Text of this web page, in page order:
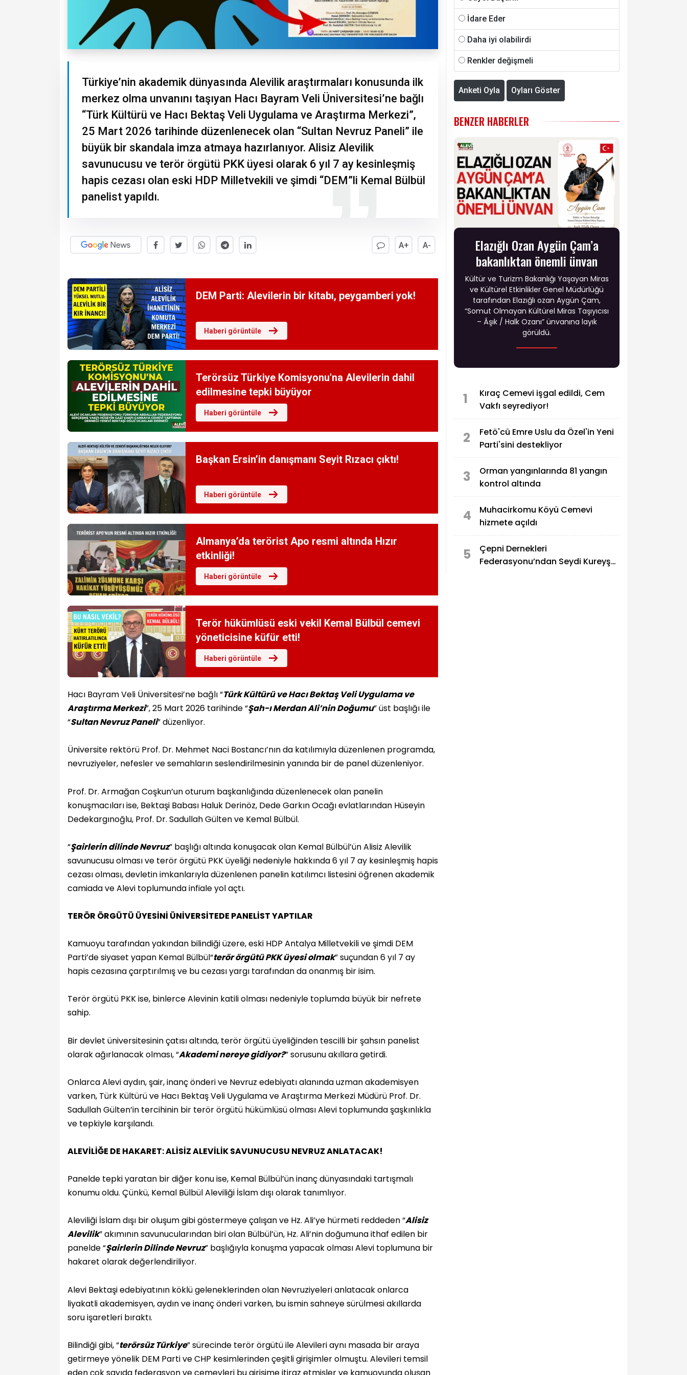
Türkiye’nin akademik dünyasında Alevilik araştırmaları konusunda ilk
merkez olma unvanını taşıyan Hacı Bayram Veli Üniversitesi’ne bağlı
“Türk Kültürü ve Hacı Bektaş Veli Uygulama ve Araştırma Merkezi”,
25 Mart 2026 tarihinde düzenlenecek olan “Sultan Nevruz Paneli” ile
büyük bir skandala imza atmaya hazırlanıyor. Alisiz Alevilik
savunucusu ve terör örgütü PKK üyesi olarak 6 yıl 7 ay kesinleşmiş
hapis cezası olan eski HDP Milletvekili ve şimdi “DEM”li Kemal Bülbül
panelist yapıldı.
A+ A-
DEM Parti: Alevilerin bir kitabı, peygamberi yok!
Haberi görüntüle
Terörsüz Türkiye Komisyonu'na Alevilerin dahil
edilmesine tepki büyüyor
Haberi görüntüle
Başkan Ersin’in danışmanı Seyit Rızacı çıktı!
Haberi görüntüle
Almanya’da terörist Apo resmi altında Hızır
etkinliği!
Haberi görüntüle
Terör hükümlüsü eski vekil Kemal Bülbül cemevi
yöneticisine küfür etti!
Haberi görüntüle
Hacı Bayram Veli Üniversitesi’ne bağlı “Türk Kültürü ve Hacı Bektaş Veli Uygulama ve
Araştırma Merkezi”, 25 Mart 2026 tarihinde “Şah-ı Merdan Ali’nin Doğumu” üst başlığı ile
“Sultan Nevruz Paneli” düzenliyor.
Üniversite rektörü Prof. Dr. Mehmet Naci Bostancı’nın da katılımıyla düzenlenen programda,
nevruziyeler, nefesler ve semahların seslendirilmesinin yanında bir de panel düzenleniyor.
Prof. Dr. Armağan Coşkun’un oturum başkanlığında düzenlenecek olan panelin
konuşmacıları ise, Bektaşi Babası Haluk Derinöz, Dede Garkın Ocağı evlatlarından Hüseyin
Dedekargınoğlu, Prof. Dr. Sadullah Gülten ve Kemal Bülbül.
“Şairlerin dilinde Nevruz” başlığı altında konuşacak olan Kemal Bülbül’ün Alisiz Alevilik
savunucusu olması ve terör örgütü PKK üyeliği nedeniyle hakkında 6 yıl 7 ay kesinleşmiş hapis
cezası olması, devletin imkanlarıyla düzenlenen panelin katılımcı listesini öğrenen akademik
camiada ve Alevi toplumunda infiale yol açtı.
TERÖR ÖRGÜTÜ ÜYESİNİ ÜNİVERSİTEDE PANELİST YAPTILAR
Kamuoyu tarafından yakından bilindiği üzere, eski HDP Antalya Milletvekili ve şimdi DEM
Parti’de siyaset yapan Kemal Bülbül“terör örgütü PKK üyesi olmak” suçundan 6 yıl 7 ay
hapis cezasına çarptırılmış ve bu cezası yargı tarafından da onanmış bir isim.
Terör örgütü PKK ise, binlerce Alevinin katili olması nedeniyle toplumda büyük bir nefrete
sahip.
Bir devlet üniversitesinin çatısı altında, terör örgütü üyeliğinden tescilli bir şahsın panelist
olarak ağırlanacak olması, “Akademi nereye gidiyor?” sorusunu akıllara getirdi.
Onlarca Alevi aydın, şair, inanç önderi ve Nevruz edebiyatı alanında uzman akademisyen
varken, Türk Kültürü ve Hacı Bektaş Veli Uygulama ve Araştırma Merkezi Müdürü Prof. Dr.
Sadullah Gülten’in tercihinin bir terör örgütü hükümlüsü olması Alevi toplumunda şaşkınlıkla
ve tepkiyle karşılandı.
ALEVİLİĞE DE HAKARET: ALİSİZ ALEVİLİK SAVUNUCUSU NEVRUZ ANLATACAK!
Panelde tepki yaratan bir diğer konu ise, Kemal Bülbül’ün inanç dünyasındaki tartışmalı
konumu oldu. Çünkü, Kemal Bülbül Aleviliği İslam dışı olarak tanımlıyor.
Aleviliği İslam dışı bir oluşum gibi göstermeye çalışan ve Hz. Ali’ye hürmeti reddeden “Alisiz
Alevilik” akımının savunucularından biri olan Bülbül’ün, Hz. Ali’nin doğumuna ithaf edilen bir
panelde “Şairlerin Dilinde Nevruz” başlığıyla konuşma yapacak olması Alevi toplumuna bir
hakaret olarak değerlendiriliyor.
Alevi Bektaşi edebiyatının köklü geleneklerinden olan Nevruziyeleri anlatacak onlarca
liyakatli akademisyen, aydın ve inanç önderi varken, bu ismin sahneye sürülmesi akıllarda
soru işaretleri bıraktı.
Bilindiği gibi, “terörsüz Türkiye” sürecinde terör örgütü ile Alevileri aynı masada bir araya
getirmeye yönelik DEM Parti ve CHP kesimlerinden çeşitli girişimler olmuştu. Alevileri temsil
eden çok sayıda federasyon ve cemevleri bu girişime itiraz etmişler ve kamuoyunda oluşan
İdare Eder
Daha iyi olabilirdi
Renkler değişmeli
Anketi Oyla Oyları Göster
BENZER HABERLER
Elazığlı Ozan Aygün Çam’a
bakanlıktan önemli ünvan
Kültür ve Turizm Bakanlığı Yaşayan Miras
ve Kültürel Etkinlikler Genel Müdürlüğü
tarafından Elazığlı ozan Aygün Çam,
“Somut Olmayan Kültürel Miras Taşıyıcısı
– Âşık / Halk Ozanı” ünvanına layık
görüldü.
1
Kıraç Cemevi işgal edildi, Cem
Vakfı seyrediyor!
2
Fetö'cü Emre Uslu da Özel'in Yeni
Parti'sini destekliyor
3
Orman yangınlarında 81 yangın
kontrol altında
4
Muhacirkomu Köyü Cemevi
hizmete açıldı
5
Çepni Dernekleri
Federasyonu’ndan Seydi Kureyş